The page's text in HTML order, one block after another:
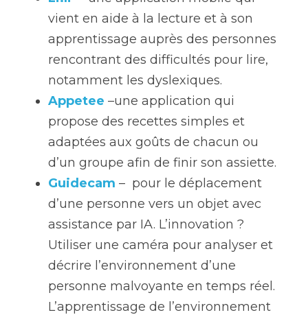
vient en aide à la lecture et à son
apprentissage auprès des personnes
rencontrant des difficultés pour lire,
notamment les dyslexiques.
Appetee –une application qui
propose des recettes simples et
adaptées aux goûts de chacun ou
d’un groupe afin de finir son assiette.
Guidecam –  pour le déplacement
d’une personne vers un objet avec
assistance par IA. L’innovation ?
Utiliser une caméra pour analyser et
décrire l’environnement d’une
personne malvoyante en temps réel.
L’apprentissage de l’environnement